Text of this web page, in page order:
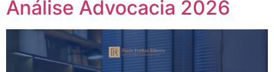
Análise Advocacia 2026